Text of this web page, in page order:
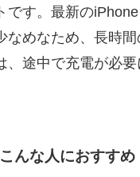
です。最新の
なめなため、長時
、途中で充電が必
んな人におすすめ